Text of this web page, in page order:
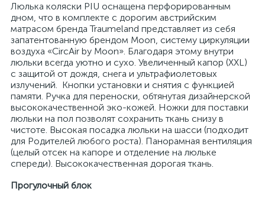
Люлька коляски PIU оснащена перфорированным
дном, что в комплекте с дорогим австрийским
матрасом бренда Traumeland представляет из себя
запатентованную брендом Moon, систему циркуляции
воздуха «CircAir by Moon». Благодаря этому внутри
люльки всегда уютно и сухо. Увеличенный капор (XXL)
с защитой от дождя, снега и ультрафиолетовых
излучений. Кнопки установки и снятия с функцией
памяти. Ручка для переноски, обтянутая дизайнерской
высококачественной эко-кожей. Ножки для поставки
люльки на пол позволят сохранить ткань снизу в
чистоте. Высокая посадка люльки на шасси (подходит
для Родителей любого роста). Панорамная вентиляция
(целый отсек на капоре и отделение на люльке
спереди). Высококачественная дорогая ткань.
Прогулочный блок